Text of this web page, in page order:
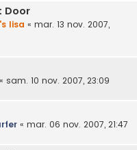
Door
lisa « mar. 13 nov. 2007,
« sam. 10 nov. 2007, 23:09
« mar. 06 nov. 2007, 21:47